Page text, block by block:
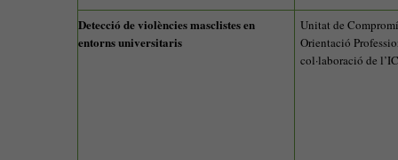
Detecció de violències masclistes en
entorns universitaris
Unitat de
Orientació
col·laboració de